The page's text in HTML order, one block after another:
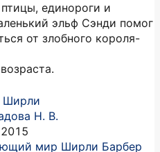
единороги и
эльф Сэнди помог
от злобного короля-
Ширли
Н. В.
2015
мир Ширли Барбер